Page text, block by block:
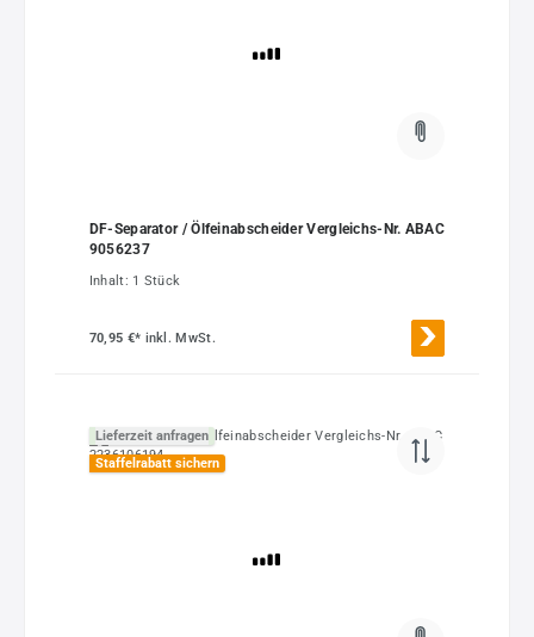
DF-Separator / Ölfeinabscheider Vergleichs-Nr. ABAC
9056237
Inhalt: 1 Stück
70,95 €* inkl. MwSt.
Lieferzeit anfragen
Staffelrabatt sichern